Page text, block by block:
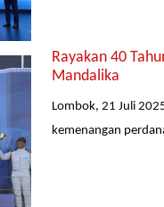
Rayakan 40
Mandalika
Lombok, 21 Juli
kemenangan